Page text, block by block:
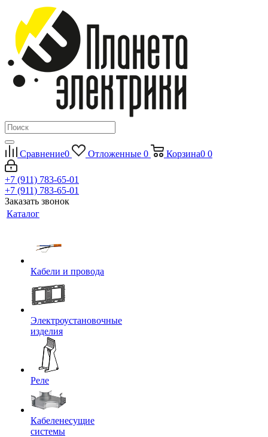
Сравнение0 Отложенные 0 Корзина0 0
+7 (911) 783-65-01
+7 (911) 783-65-01
Заказать звонок
Каталог
Кабели и провода
Электроустановочные
изделия
Реле
Кабеленесущие
системы